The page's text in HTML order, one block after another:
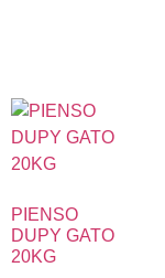
PIENSO
DUPY GATO
20KG